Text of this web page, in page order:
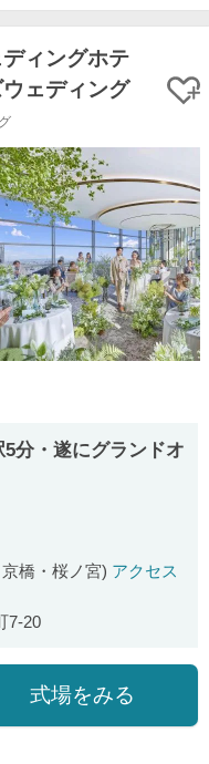
ィングホテ
ェディング
5分・遂にグランドオ
橋・桜ノ宮) アクセス
7-20
式場をみる